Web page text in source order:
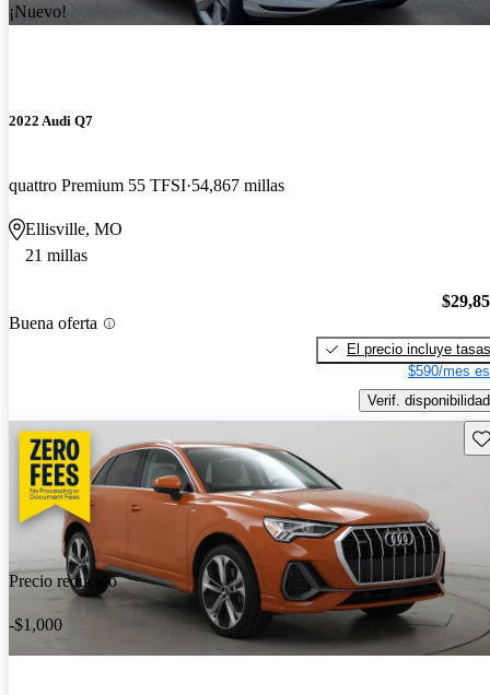
¡Nuevo!
2022 Audi Q7
quattro Premium 55 TFSI 54,867 millas
Ellisville, MO
21 millas
Buena oferta
El precio incluye tasas
$590/mes
Verif. disponibilidad
Precio reducido
-$1,000